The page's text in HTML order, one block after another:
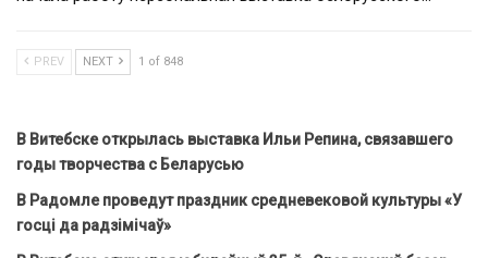
PREV NEXT 1 of 848
В Витебске открылась выставка Ильи Репина, связавшего
годы творчества с Беларусью
В Радомле проведут праздник средневековой культуры «У
госці да радзімічаў»